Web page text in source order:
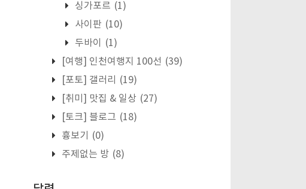
싱가포르 (1)
사이판 (10)
두바이
(1)
[여행] 인천여행지 100선 (39)
[포토] 갤러리
(19)
[취미] 맛집 & 일상 (27)
[토크] 블로그 (18)
흉보기
(0)
주제없는 방 (8)